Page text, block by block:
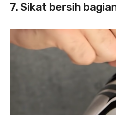
7. Sikat bersih